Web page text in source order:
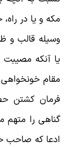
و يا در راه،
قالب و
آنكه مصيبت
خونخواهى
كشتن
را متهم
كه صاحب